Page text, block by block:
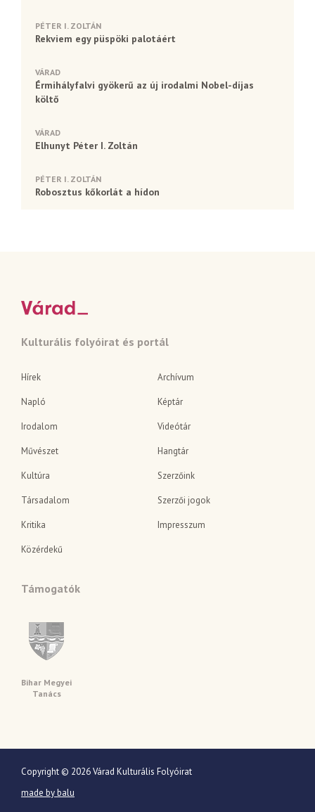
PÉTER I. ZOLTÁN
Rekviem egy püspöki palotáért
VÁRAD
Érmihályfalvi gyökerű az új irodalmi Nobel-díjas
költő
VÁRAD
Elhunyt Péter I. Zoltán
PÉTER I. ZOLTÁN
Robosztus kőkorlát a hídon
Kulturális folyóirat és portál
Hírek
Napló
Irodalom
Művészet
Kultúra
Társadalom
Kritika
Közérdekű
Archívum
Képtár
Videótár
Hangtár
Szerzőink
Szerzői jogok
Impresszum
Támogatók
Bihar Megyei
Tanács
Copyright © 2026 Várad Kulturális Folyóirat
made by balu